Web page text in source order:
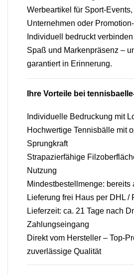
Werbeartikel für Sport-Events,
Unternehmen oder
Individuell bedruckt
Spaß und Markenpräsenz –
garantiert in Erinnerung.
Ihre Vorteile bei
Individuelle Bedruckung mit
Hochwertige Tennisbälle mit
Sprungkraft
Strapazierfähige
Nutzung
Mindestbestellmenge: bereits
Lieferung frei Haus per DHL /
Lieferzeit: ca. 21 Tage nach
Zahlungseingang
Direkt vom Hersteller – Top-
zuverlässige Qualität